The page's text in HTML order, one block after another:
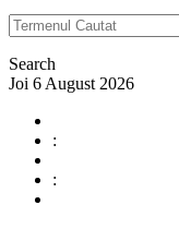
Search
Joi 6 August 2026
:
: